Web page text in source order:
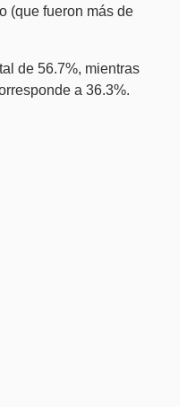
(que fueron más de
de 56.7%, mientras
a 36.3%.